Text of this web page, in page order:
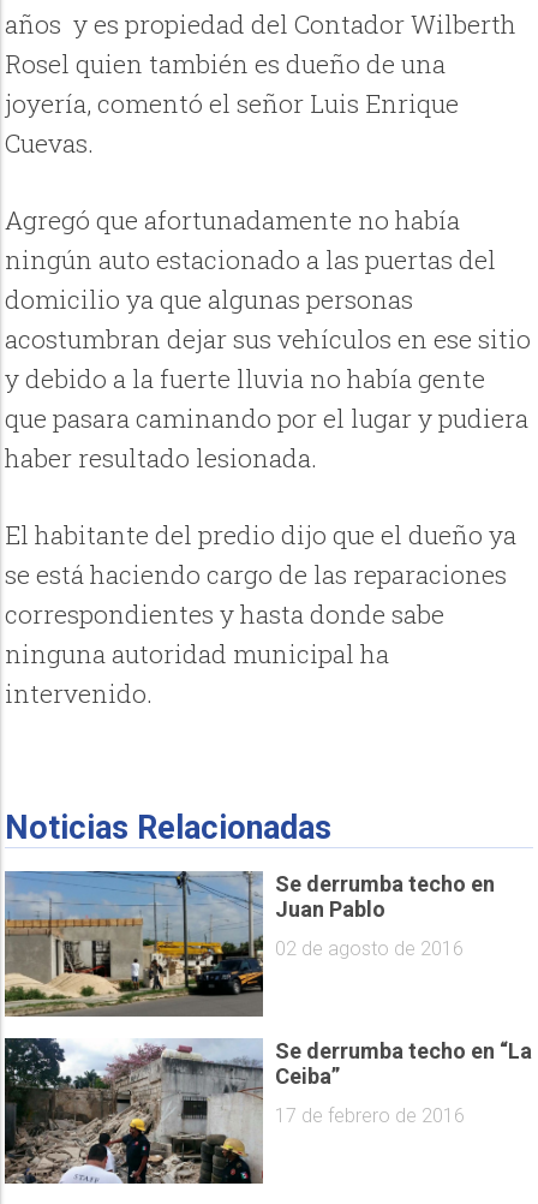
años y es propiedad del Contador Wilberth
Rosel quien también es dueño de una
joyería, comentó el señor Luis Enrique
Cuevas.
Agregó que afortunadamente no había
ningún auto estacionado a las puertas del
domicilio ya que algunas personas
acostumbran dejar sus vehículos en ese sitio
y debido a la fuerte lluvia no había gente
que pasara caminando por el lugar y pudiera
haber resultado lesionada.
El habitante del predio dijo que el dueño ya
se está haciendo cargo de las reparaciones
correspondientes y hasta donde sabe
ninguna autoridad municipal ha
intervenido.
Noticias Relacionadas
Se derrumba techo en
Juan Pablo
02 de agosto de 2016
Se derrumba techo en “La
Ceiba”
17 de febrero de 2016